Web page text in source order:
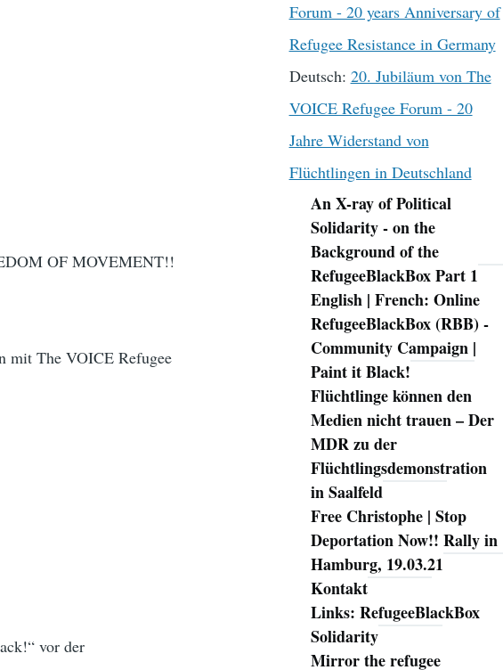
OF MOVEMENT!!
mit The VOICE Refugee
vor der
Forum - 20 years Anniversary of
Refugee Resistance in Germany
Deutsch: 20. Jubiläum von The
VOICE Refugee Forum - 20
Jahre Widerstand von
Flüchtlingen in Deutschland
Navigation
An X-ray of Political
Solidarity - on the
Background of the
RefugeeBlackBox Part 1
English | French: Online
RefugeeBlackBox (RBB) -
Community Campaign |
Paint it Black!
Flüchtlinge können den
Medien nicht trauen – Der
MDR zu der
Flüchtlingsdemonstration
in Saalfeld
Free Christophe | Stop
Deportation Now!! Rally in
Hamburg, 19.03.21
Kontakt
Links: RefugeeBlackBox
Solidarity
Mirror the refugee